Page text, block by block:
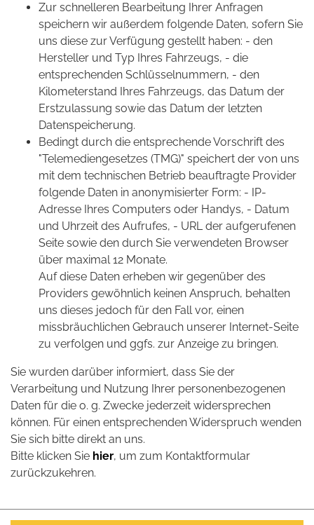
Zur schnelleren Bearbeitung Ihrer Anfragen
speichern wir außerdem folgende Daten, sofern Sie
uns diese zur Verfügung gestellt haben: - den
Hersteller und Typ Ihres Fahrzeugs, - die
entsprechenden Schlüsselnummern, - den
Kilometerstand Ihres Fahrzeugs, das Datum der
Erstzulassung sowie das Datum der letzten
Datenspeicherung.
Bedingt durch die entsprechende Vorschrift des
"Telemediengesetzes (TMG)" speichert der von uns
mit dem technischen Betrieb beauftragte Provider
folgende Daten in anonymisierter Form: - IP-
Adresse Ihres Computers oder Handys, - Datum
und Uhrzeit des Aufrufes, - URL der aufgerufenen
Seite sowie den durch Sie verwendeten Browser
über maximal 12 Monate.
Auf diese Daten erheben wir gegenüber des
Providers gewöhnlich keinen Anspruch, behalten
uns dieses jedoch für den Fall vor, einen
missbräuchlichen Gebrauch unserer Internet-Seite
zu verfolgen und ggfs. zur Anzeige zu bringen.
Sie wurden darüber informiert, dass Sie der
Verarbeitung und Nutzung Ihrer personenbezogenen
Daten für die o. g. Zwecke jederzeit widersprechen
können. Für einen entsprechenden Widerspruch wenden
Sie sich bitte direkt an uns.
Bitte klicken Sie hier, um zum Kontaktformular
zurückzukehren.